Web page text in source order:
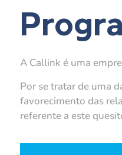
A Callink é uma
Por se tratar de uma
favorecimento das
referente a este